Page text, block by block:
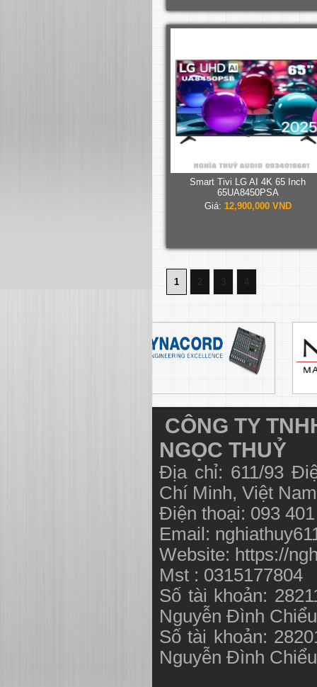
Smart Tivi LG AI 4K 65 Inch
65UA8450PSA
Giá: 12,900,000 VND
1 2 3
CÔNG TY
NGỌC THUỶ
Địa chỉ: 611/93
Chí Minh, Việt
Điện thoại: 093
Email:
Website: https://
Mst : 0315177804
Số tài khoản:
Nguyễn Đình
Số tài khoản:
Nguyễn Đình